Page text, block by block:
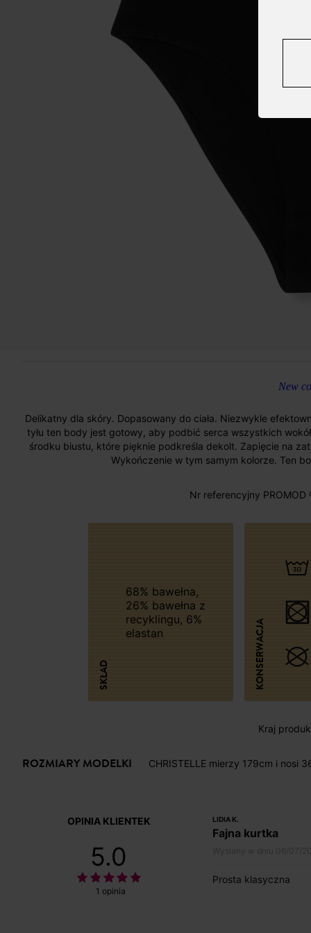
New
Delikatny dla skóry. Dopasowany do ciała. Niezwykle
tyłu ten body jest gotowy, aby podbić serca wszystkich
środku biustu, które pięknie podkreśla dekolt. Zapięcie na
Wykończenie w tym samym kolorze. Ten
Nr referencyjny
SKŁAD
68% bawełna,
26% bawełna z
recyklingu, 6%
elastan
KONSERWACJA
Kraj
ROZMIARY MODELKI CHRISTELLE mierzy 179cm i nosi
OPINIA KLIENTEK
5.0
1 opinia
LIDIA K.
Fajna kurtka
Prosta klasyczna